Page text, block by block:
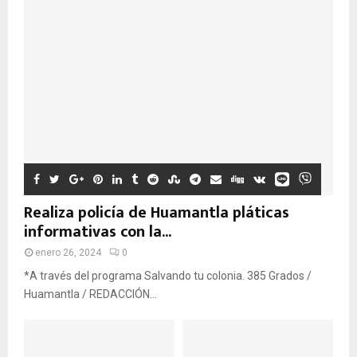
Realiza policía de Huamantla pláticas
informativas con la...
enero 26, 2024 0
*A través del programa Salvando tu colonia. 385 Grados /
Huamantla / REDACCIÓN...